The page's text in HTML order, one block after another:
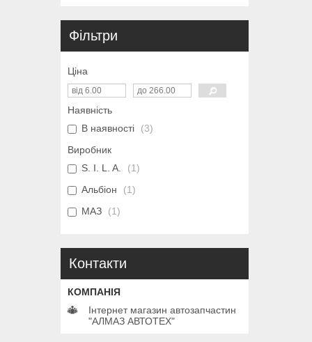
Фільтри
Ціна
Наявність
В наявності
3
Виробник
S. I. L. A.
1
Альбіон
1
МАЗ
1
Контакти
Інтернет магазин автозапчастин
"АЛМАЗ АВТОТЕХ"